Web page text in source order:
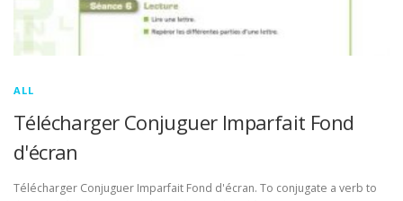
ALL
Télécharger Conjuguer Imparfait Fond
d'écran
Télécharger Conjuguer Imparfait Fond d'écran. To conjugate a verb to